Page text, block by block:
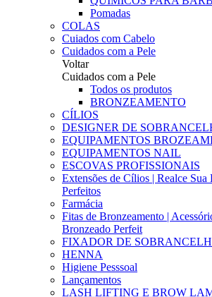
Pomadas
COLAS
Cuiados com Cabelo
Cuidados com a Pele
Voltar
Cuidados com a Pele
Todos os produtos
BRONZEAMENTO
CÍLIOS
DESIGNER DE
EQUIPAMENTOS
EQUIPAMENTOS NAIL
ESCOVAS PROFISSIONAIS
Extensões de Cílios | Realce
Perfeitos
Farmácia
Fitas de Bronzeamento |
Bronzeado Perfeit
FIXADOR DE
HENNA
Higiene Pesssoal
Lançamentos
LASH LIFTING E BROW